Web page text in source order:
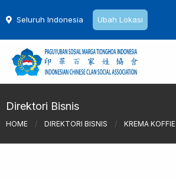
Seluruh Indonesia Ubah Lokasi
Direktori Bisnis
HOME / DIREKTORI BISNIS / KREMA KOFFIE